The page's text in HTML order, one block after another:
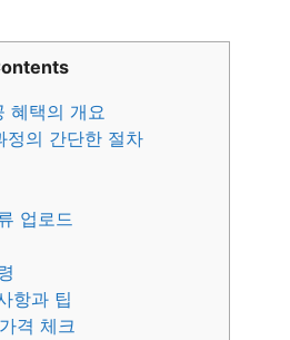
혜택의 개요
정의 간단한 절차
업로드
항과 팁
격 체크